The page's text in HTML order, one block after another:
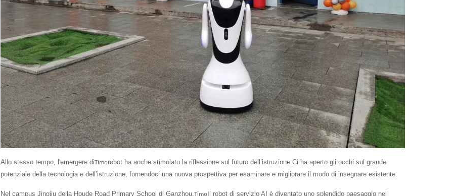
Allo stesso tempo, l'emergere diTimorobot ha anche stimolato la riflessione sul futuro dell’istruzione.Ci ha aperto gli occhi sul grande
potenziale della tecnologia e dell’istruzione, fornendoci una nuova prospettiva per esaminare e migliorare il modo di insegnare esistente.
Nel campus Jingjiu della Houde Road Primary School di Ganzhou,Timo Il robot di servizio AI è diventato uno splendido paesaggio nel